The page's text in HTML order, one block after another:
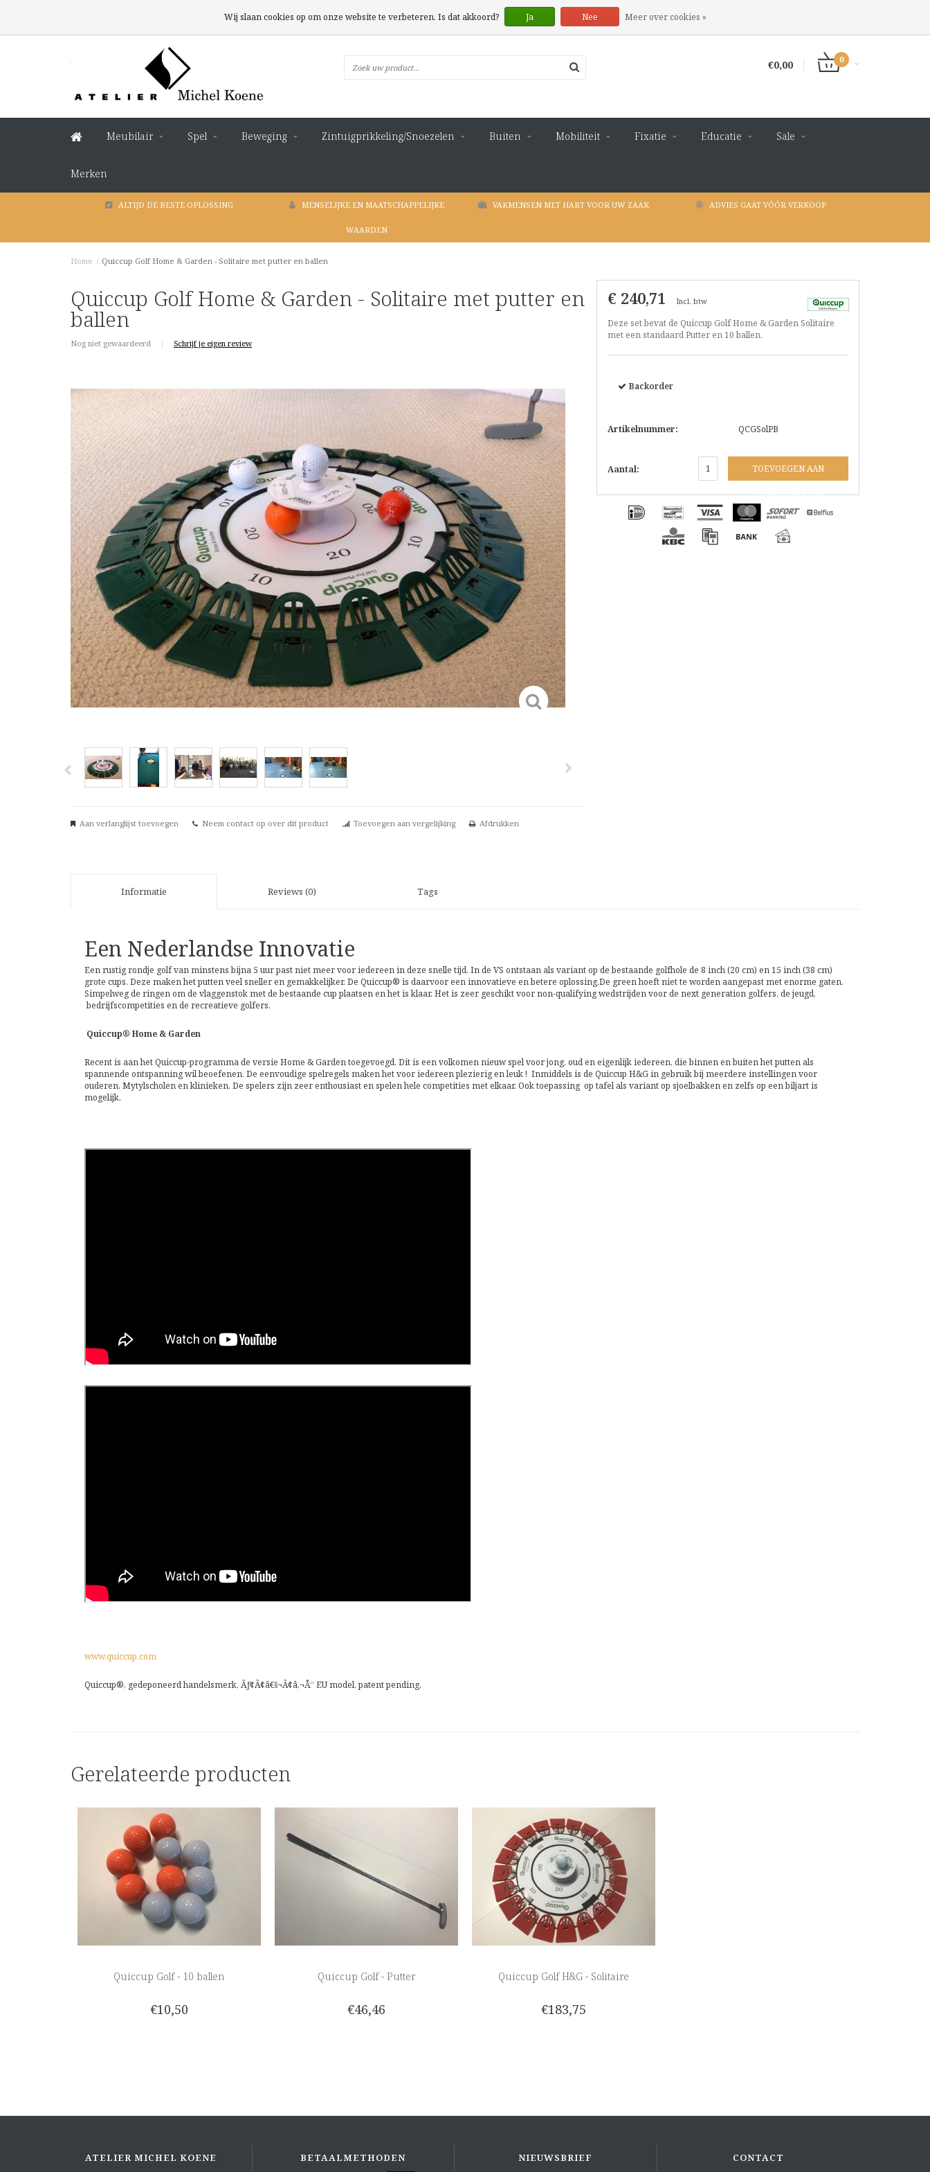
€0,00 0
Meubilair Spel Beweging Zintuigprikkeling/Snoezelen Buiten Mobiliteit Fixatie Educatie Sale
Merken
ALTIJD DE BESTE OPLOSSING MENSELIJKE EN MAATSCHAPPELIJKE
WAARDEN
VAKMENSEN MET HART VOOR UW ZAAK ADVIES GAAT VÓÓR VERKOOP
Home / Quiccup Golf Home & Garden - Solitaire met putter en ballen
Quiccup Golf Home & Garden - Solitaire met putter en
ballen
Nog niet gewaardeerd | Schrijf je eigen review
Aan verlanglijst toevoegen Neem contact op over dit product Toevoegen aan vergelijking Afdrukken
€ 240,71 Incl. btw
Deze set bevat de Quiccup Golf Home & Garden Solitaire
met een standaard Putter en 10 ballen.
Backorder
Artikelnummer: QCGSolPB
Aantal: TOEVOEGEN AAN
WINKELWAGEN
Informatie Reviews (0) Tags
Een Nederlandse Innovatie
Een rustig rondje golf van minstens bijna 5 uur past niet meer voor iedereen in deze snelle tijd. In de VS ontstaan als variant op de bestaande golfhole de 8 inch (20 cm) en 15 inch (38 cm)
grote cups. Deze maken het putten veel sneller en gemakkelijker. De Quiccup® is daarvoor een innovatieve en betere oplossing.De green hoeft niet te worden aangepast met enorme gaten.
Simpelweg de ringen om de vlaggenstok met de bestaande cup plaatsen en het is klaar. Het is zeer geschikt voor non-qualifying wedstrijden voor de next generation golfers, de jeugd,
bedrijfscompetities en de recreatieve golfers.
Quiccup® Home & Garden
Recent is aan het Quiccup-programma de versie Home & Garden toegevoegd. Dit is een volkomen nieuw spel voor jong, oud en eigenlijk iedereen, die binnen en buiten het putten als
spannende ontspanning wil beoefenen. De eenvoudige spelregels maken het voor iedereen plezierig en leuk ! Inmiddels is de Quiccup H&G in gebruik bij meerdere instellingen voor
ouderen, Mytylscholen en klinieken. De spelers zijn zeer enthousiast en spelen hele competities met elkaar. Ook toepassing op tafel als variant op sjoelbakken en zelfs op een biljart is
mogelijk.
www.quiccup.com
Quiccup®, gedeponeerd handelsmerk, Ãƒ¢Ã¢â€š¬Ã¢â‚¬Å“ EU model, patent pending.
Gerelateerde producten
Quiccup Golf - 10 ballen
€10,50
Quiccup Golf - Putter
€46,46
Quiccup Golf H&G - Solitaire
€183,75
ATELIER MICHEL KOENE BETAALMETHODEN NIEUWSBRIEF CONTACT
Wij slaan cookies op om onze website te verbeteren. Is dat akkoord? Ja Nee Meer over cookies »